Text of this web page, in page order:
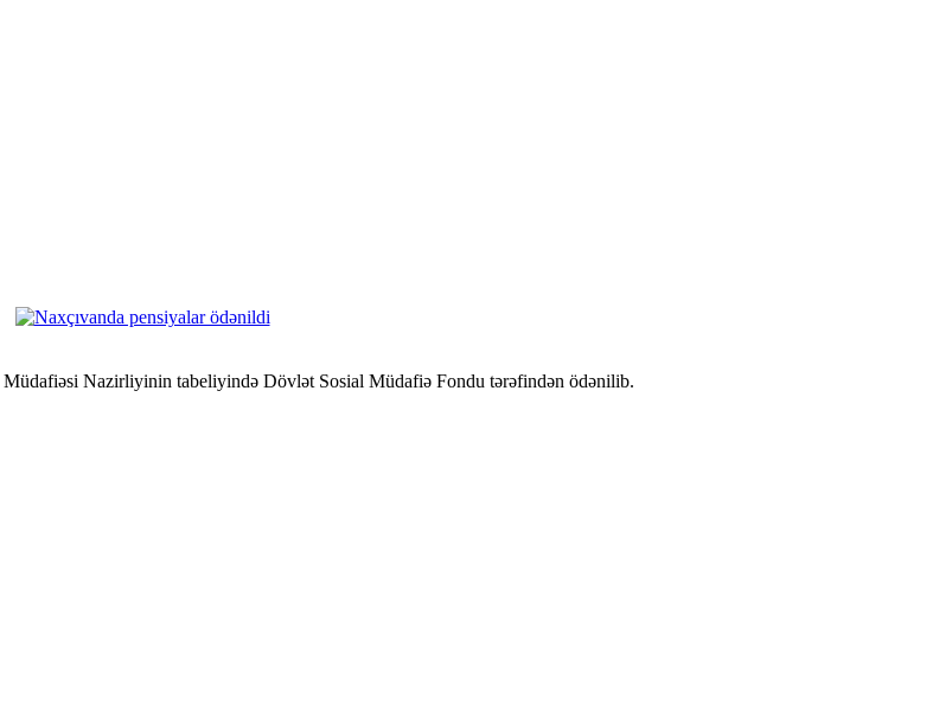
Nazirliyinin tabeliyində Dövlət Sosial Müdafiə Fondu tərəfindən ödənilib.